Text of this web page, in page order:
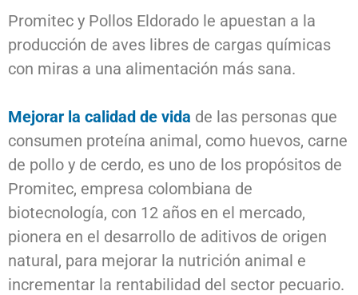
Promitec y Pollos Eldorado le apuestan a la
producción de aves libres de cargas químicas
con miras a una alimentación más sana.
Mejorar la calidad de vida de las personas que
consumen proteína animal, como huevos, carne
de pollo y de cerdo, es uno de los propósitos de
Promitec, empresa colombiana de
biotecnología, con 12 años en el mercado,
pionera en el desarrollo de aditivos de origen
natural, para mejorar la nutrición animal e
incrementar la rentabilidad del sector pecuario.